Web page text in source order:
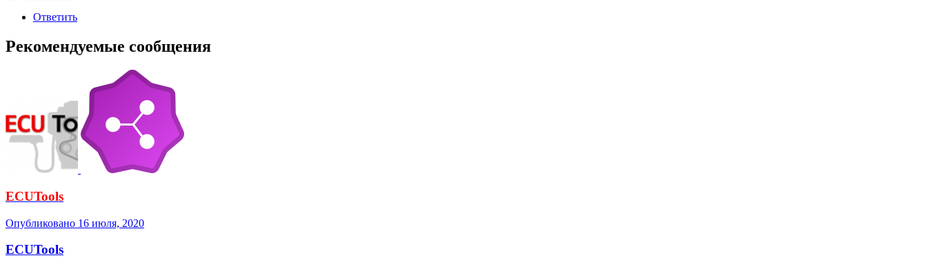
Ответить
Рекомендуемые сообщения
ECUTools
Опубликовано 16 июля, 2020
ECUTools